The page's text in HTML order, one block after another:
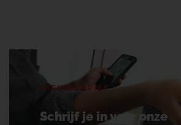
NIEUWSBRIEF
Schrijf je in voor onze